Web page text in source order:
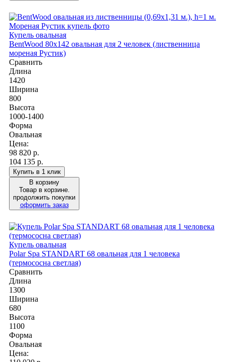
Купель овальная
BentWood 80х142 овальная для 2 человек (лиственница
мореная Рустик)
Сравнить
Длина
1420
Ширина
800
Высота
1000-1400
Форма
Овальная
Цена:
98 820 р.
104 135 р.
Купить в 1 клик
В корзину
Товар в корзине.
продолжить покупки
оформить заказ
Купель овальная
Polar Spa STANDART 68 овальная для 1 человека
(термососна светлая)
Сравнить
Длина
1300
Ширина
680
Высота
1100
Форма
Овальная
Цена: